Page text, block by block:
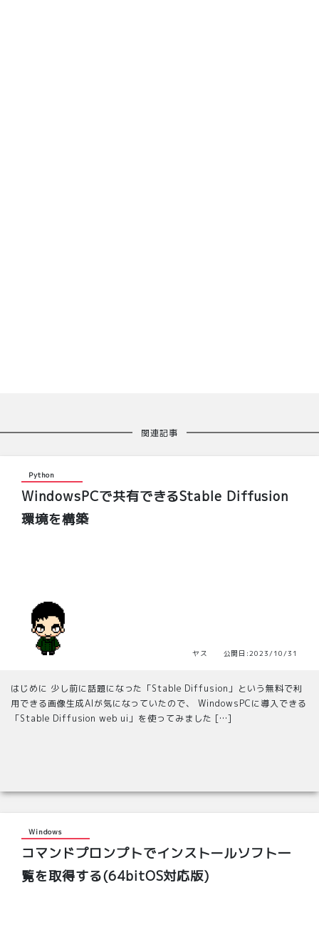
関連記事
Python
WindowsPCで共有できるStable Diffusion
環境を構築
ヤス 公開日:2023/10/31
はじめに 少し前に話題になった「Stable Diffusion」という無料で利
用できる画像生成AIが気になっていたので、 WindowsPCに導入できる
「Stable Diffusion web ui」を使ってみました […]
Windows
コマンドプロンプトでインストールソフト一
覧を取得する(64bitOS対応版)